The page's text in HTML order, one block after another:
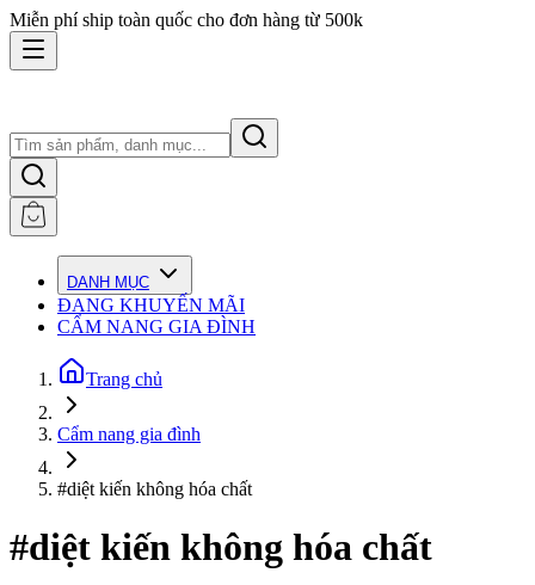
Miễn phí ship toàn quốc cho đơn hàng từ 500k
DANH MỤC
ĐANG KHUYẾN MÃI
CẨM NANG GIA ĐÌNH
Trang chủ
Cẩm nang gia đình
#diệt kiến không hóa chất
#diệt kiến không hóa chất